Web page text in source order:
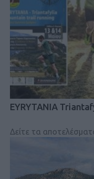
EYRYTANIA
Δείτε τα